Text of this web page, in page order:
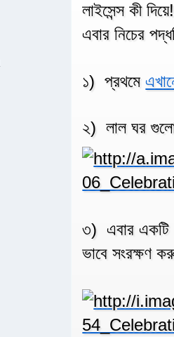
লাইসেন্স কী
এবার নিচের
১) প্রথমে
২) লাল ঘর
৩) এবার
ভাবে সংরক্ষণ